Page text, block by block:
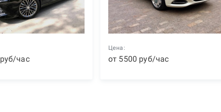
руб/час
Цена:
от 5500 руб/час